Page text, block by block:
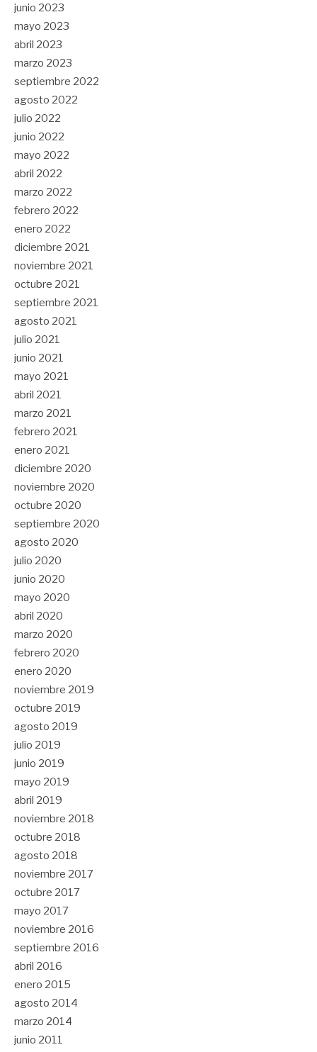
junio 2023
mayo 2023
abril 2023
marzo 2023
septiembre 2022
agosto 2022
julio 2022
junio 2022
mayo 2022
abril 2022
marzo 2022
febrero 2022
enero 2022
diciembre 2021
noviembre 2021
octubre 2021
septiembre 2021
agosto 2021
julio 2021
junio 2021
mayo 2021
abril 2021
marzo 2021
febrero 2021
enero 2021
diciembre 2020
noviembre 2020
octubre 2020
septiembre 2020
agosto 2020
julio 2020
junio 2020
mayo 2020
abril 2020
marzo 2020
febrero 2020
enero 2020
noviembre 2019
octubre 2019
agosto 2019
julio 2019
junio 2019
mayo 2019
abril 2019
noviembre 2018
octubre 2018
agosto 2018
noviembre 2017
octubre 2017
mayo 2017
noviembre 2016
septiembre 2016
abril 2016
enero 2015
agosto 2014
marzo 2014
junio 2011